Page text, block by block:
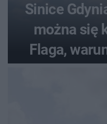
Sinice
można się
Flaga,